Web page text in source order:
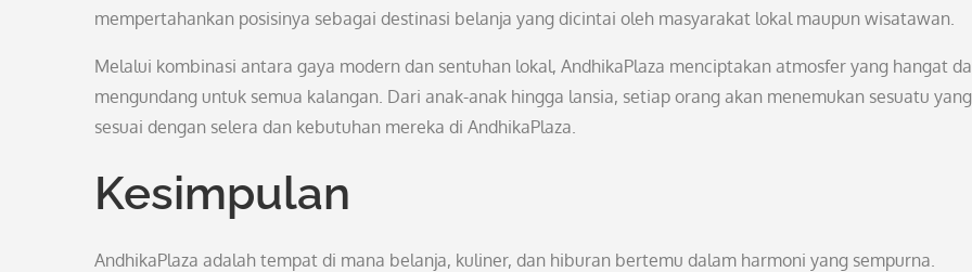
mempertahankan posisinya sebagai destinasi belanja yang dicintai oleh masyarakat lokal maupun wisatawan.
Melalui kombinasi antara gaya modern dan sentuhan lokal, AndhikaPlaza menciptakan atmosfer yang hangat
mengundang untuk semua kalangan. Dari anak-anak hingga lansia, setiap orang akan menemukan sesuatu yang
sesuai dengan selera dan kebutuhan mereka di AndhikaPlaza.
Kesimpulan
AndhikaPlaza adalah tempat di mana belanja, kuliner, dan hiburan bertemu dalam harmoni yang sempurna.